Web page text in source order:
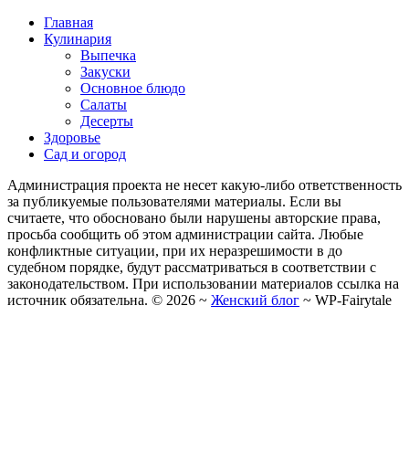
Главная
Кулинария
Выпечка
Закуски
Основное блюдо
Салаты
Десерты
Здоровье
Сад и огород
Администрация проекта не несет какую-либо ответственность
за публикуемые пользователями материалы. Если вы
считаете, что обосновано были нарушены авторские права,
просьба сообщить об этом администрации сайта. Любые
конфликтные ситуации, при их неразрешимости в до
судебном порядке, будут рассматриваться в соответствии с
законодательством. При использовании материалов ссылка на
источник обязательна. © 2026 ~ Женский блог ~ WP-Fairytale